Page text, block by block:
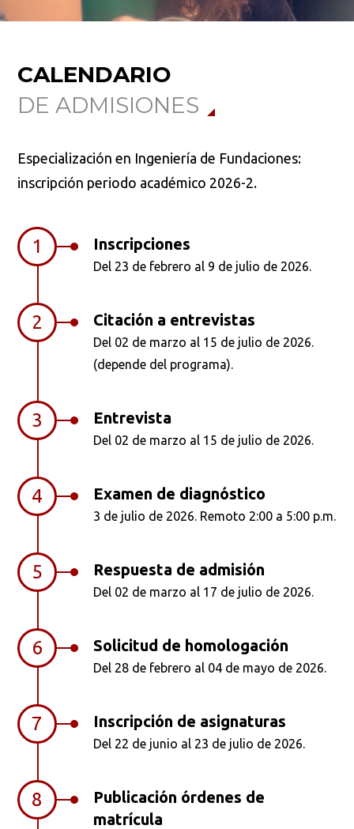
CALENDARIO
DE ADMISIONES
Especialización en Ingeniería de Fundaciones:
inscripción periodo académico 2026-2.
1 Inscripciones
Del 23 de febrero al 9 de julio de 2026.
2 Citación a entrevistas
Del 02 de marzo al 15 de julio de 2026.
(depende del programa).
3 Entrevista
Del 02 de marzo al 15 de julio de 2026.
4 Examen de diagnóstico
3 de julio de 2026. Remoto 2:00 a 5:00 p.m.
5 Respuesta de admisión
Del 02 de marzo al 17 de julio de 2026.
6 Solicitud de homologación
Del 28 de febrero al 04 de mayo de 2026.
7 Inscripción de asignaturas
Del 22 de junio al 23 de julio de 2026.
8
Publicación órdenes de
matrícula
Buscar